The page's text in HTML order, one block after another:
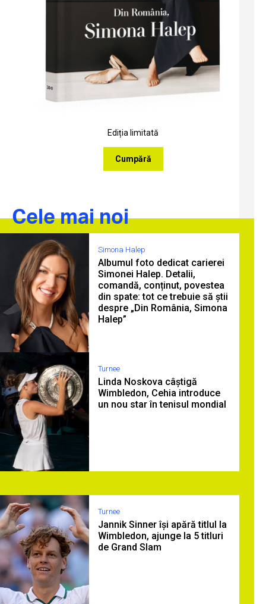
Ediția limitată
Cumpără
Cele mai noi
Simona Halep
Albumul foto dedicat carierei
Simonei Halep. Detalii,
comandă, conținut, povestea
din spate: tot ce trebuie să știi
despre „Din România, Simona
Halep”
Turnee
Linda Noskova câștigă
Wimbledon, Cehia introduce
un nou star în tenisul mondial
Turnee
Jannik Sinner își apără titlul la
Wimbledon, ajunge la 5 titluri
de Grand Slam